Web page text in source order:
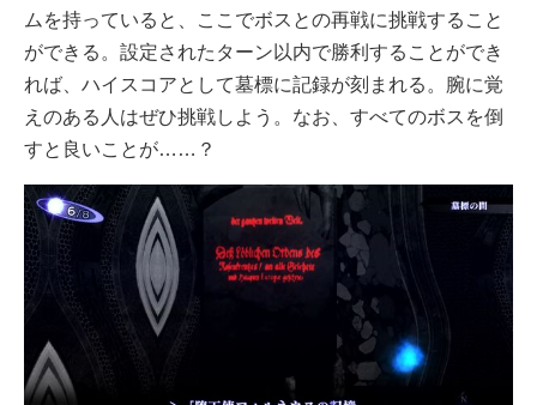
ムを持っていると、ここでボスとの再戦に挑戦すること
ができる。設定されたターン以内で勝利することができ
れば、ハイスコアとして墓標に記録が刻まれる。腕に覚
えのある人はぜひ挑戦しよう。なお、すべてのボスを倒
すと良いことが……？